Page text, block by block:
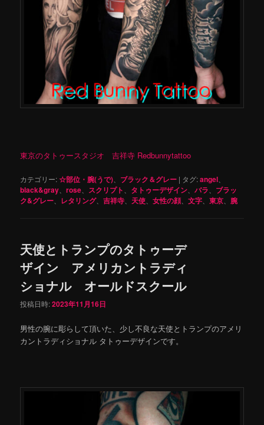
東京のタトゥースタジオ 吉祥寺 Redbunnytattoo
カテゴリー:☆部位・腕(うで) ブラック＆グレー | タグ:angel
black&gray 、rose スクリプト タトゥーデザイン 、バラ
ブラッ
ク&グレー
レタリング、吉祥寺 天使 、女性の顔、文字 、東京 腕
天使とトランプのタトゥーデ
ザイン アメリカントラディ
ショナル オールドスクール
投稿日時:2023年11月16日
男性の腕に彫らして頂いた、少し不良な天使とトランプのアメリ
カントラディショナル タトゥーデザインです。